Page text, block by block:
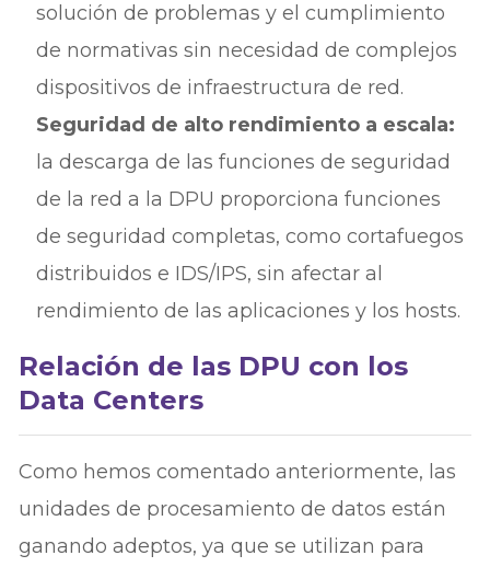
solución de problemas y el cumplimiento
de normativas sin necesidad de complejos
dispositivos de infraestructura de red.
Seguridad de alto rendimiento a escala:
la descarga de las funciones de seguridad
de la red a la DPU proporciona funciones
de seguridad completas, como cortafuegos
distribuidos e IDS/IPS, sin afectar al
rendimiento de las aplicaciones y los hosts.
Relación de las DPU con los
Data Centers
Como hemos comentado anteriormente, las
unidades de procesamiento de datos están
ganando adeptos, ya que se utilizan para